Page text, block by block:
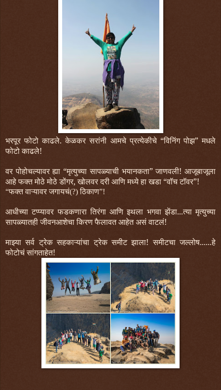
भरपूर फोटो काढले. केळकर सरांनी आमचे प्रत्येकीचे “विनिंग पोझ” मधले
फोटो काढले!
वर पोहोचल्यावर ह्या “मृत्युच्या सापळ्याची भयानकता” जाणवली! आजूबाजूला
आहे फक्त मोठे मोठे डोंगर, खोलवर दरी आणि मध्ये हा खडा “वॉच टॉवर”!
“फक्त वाऱ्यावर जगायचं(?) ठिकाण”!
आधीच्या टप्प्यावर फडकणारा तिरंगा आणि इथला भगवा झेंडा...त्या मृत्युच्या
सापळ्यातही जीवनआशेचा किरण फैलावत आहेत असं वाटलं!
माझ्या सर्व ट्रेक सहकाऱ्यांचा ट्रेक समीट झाला! समीटचा जल्लोष......हे
फोटोचं सांगताहेत!